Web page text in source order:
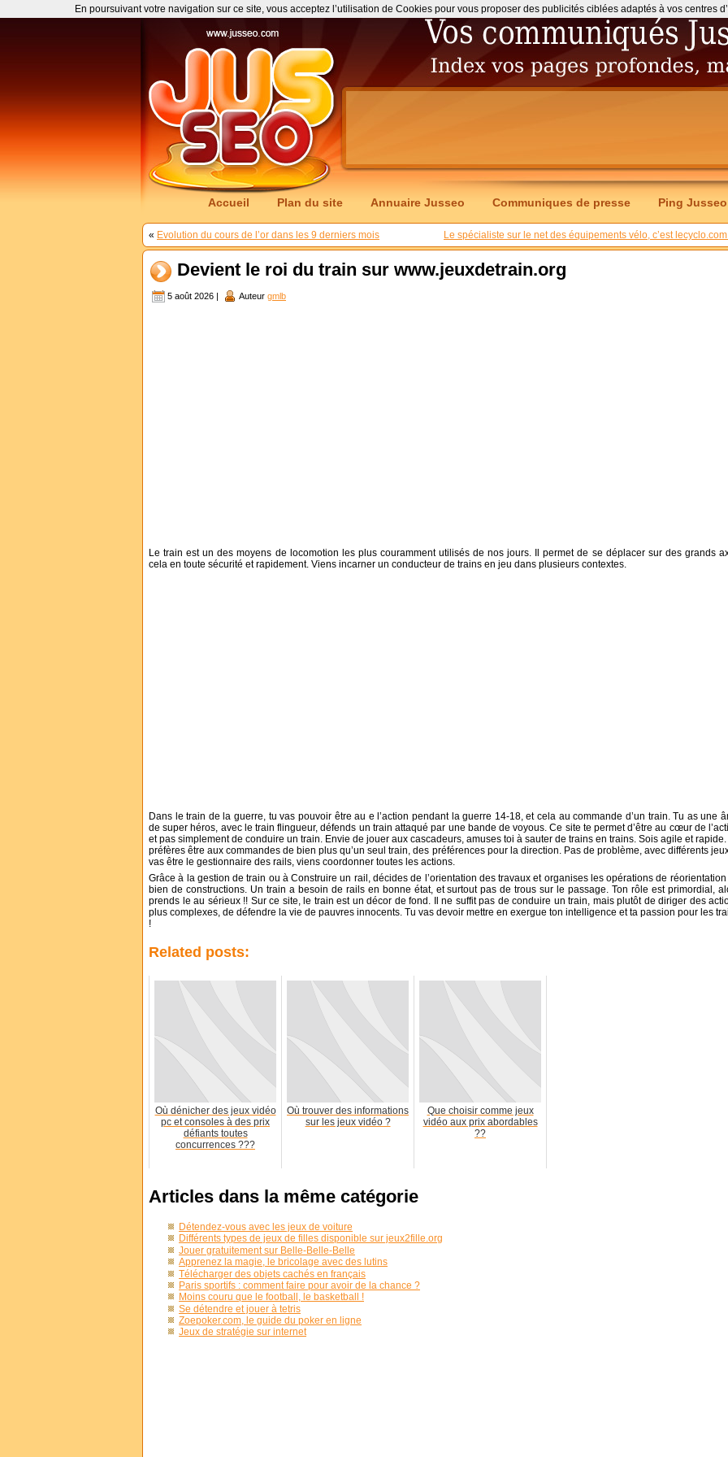
Accueil Plan du site Annuaire Jusseo Communiques de presse Ping Jusseo
« Evolution du cours de l’or dans les 9 derniers mois Le spécialiste sur le net des équipements vélo, c’est
Devient le roi du train sur www.jeuxdetrain.org
5 août 2026 | Auteur gmlb
Le train est un des moyens de locomotion les plus couramment utilisés de nos jours. Il permet de se déplacer sur des grands
cela en toute sécurité et rapidement. Viens incarner un conducteur de trains en jeu dans plusieurs contextes.
Dans le train de la guerre, tu vas pouvoir être au e l’action pendant la guerre 14-18, et cela au commande d’un train. Tu as une
de super héros, avec le train flingueur, défends un train attaqué par une bande de voyous. Ce site te permet d’être au cœur de
et pas simplement de conduire un train. Envie de jouer aux cascadeurs, amuses toi à sauter de trains en trains. Sois agile et rapide.
préfères être aux commandes de bien plus qu’un seul train, des préférences pour la direction. Pas de problème, avec différents
vas être le gestionnaire des rails, viens coordonner toutes les actions.
Grâce à la gestion de train ou à Construire un rail, décides de l’orientation des travaux et organises les opérations de réorientation
bien de constructions. Un train a besoin de rails en bonne état, et surtout pas de trous sur le passage. Ton rôle est primordial,
prends le au sérieux !! Sur ce site, le train est un décor de fond. Il ne suffit pas de conduire un train, mais plutôt de diriger des
plus complexes, de défendre la vie de pauvres innocents. Tu vas devoir mettre en exergue ton intelligence et ta passion pour les
!
Related posts:
Où dénicher des jeux vidéo
pc et consoles à des prix
défiants toutes
concurrences ???
Où trouver des informations
sur les jeux vidéo ?
Que choisir comme jeux
vidéo aux prix abordables
??
Articles dans la même catégorie
Détendez-vous avec les jeux de voiture
Différents types de jeux de filles disponible sur jeux2fille.org
Jouer gratuitement sur Belle-Belle-Belle
Apprenez la magie, le bricolage avec des lutins
Télécharger des objets cachés en français
Paris sportifs : comment faire pour avoir de la chance ?
Moins couru que le football, le basketball !
Se détendre et jouer à tetris
Zoepoker.com, le guide du poker en ligne
Jeux de stratégie sur internet
En poursuivant votre navigation sur ce site, vous acceptez l’utilisation de Cookies pour vous proposer des publicités ciblées adaptés à vos centres